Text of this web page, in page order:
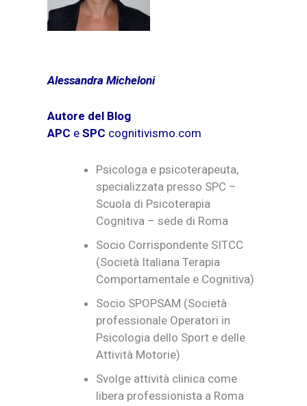
Alessandra Micheloni
Autore del Blog
APC e SPC cognitivismo.com
Psicologa e psicoterapeuta,
specializzata presso SPC –
Scuola di Psicoterapia
Cognitiva – sede di Roma
Socio Corrispondente SITCC
(Società Italiana Terapia
Comportamentale e Cognitiva)
Socio SPOPSAM (Società
professionale Operatori in
Psicologia dello Sport e delle
Attività Motorie)
Svolge attività clinica come
libera professionista a Roma